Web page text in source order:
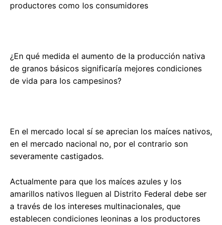
productores como los consumidores
¿En qué medida el aumento de la producción nativa
de granos básicos significaría mejores condiciones
de vida para los campesinos?
En el mercado local sí se aprecian los maíces nativos,
en el mercado nacional no, por el contrario son
severamente castigados.
Actualmente para que los maíces azules y los
amarillos nativos lleguen al Distrito Federal debe ser
a través de los intereses multinacionales, que
establecen condiciones leoninas a los productores